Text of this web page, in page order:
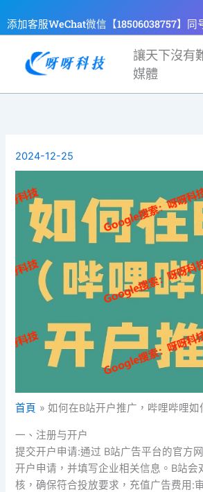
至
容
添加客服WeChat微信【18506038757】同
讓天下沒有
媒體
2024-12-25
首頁 如何在B站开户推广，哔哩哔哩如
一、注册与开户
提交开户申请:通过 B站广告平台的官方
开户申请，并填写企业相关信息。B站会
核，确保符合投放要求，充值广告费用: